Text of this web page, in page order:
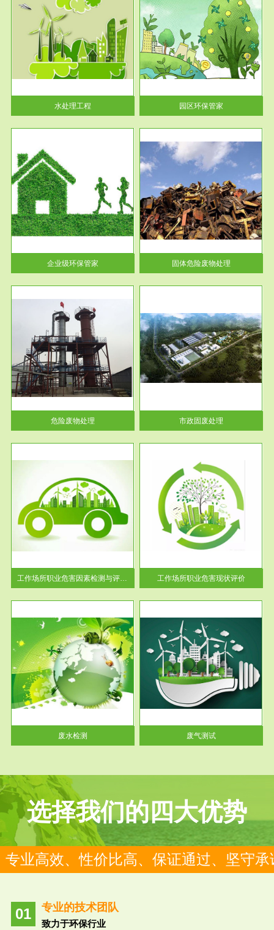
水处理工程
服务范围
园区环保管家
2016 年 4 月，环保部下发《关
于积极发挥环境保护作用促进供
给侧结...
园区环保管家
企业级环保管家
服务范围
固体危险废物处理
固体废物解释：固体废物是指人
们在生产建设、日常生活和其他
活动中...
固体危险废物处理
危险废物处理
服务范围
市政固废处理
蔚蓝生态环境科技所从事的市政
废物处理业务包括市政废物的处
理处...
市政固废处理
工作场所职业危害因素检测与评价...
服务范围
工作场所职业危害现状评价
【现状评价意义】：具体因素---
-通过质谱分析等多种手段明确
工作场...
工作场所职业危害现状评价
废水检测
服务范围
废气测试
检测范围工业废气检测包括有机
废气和无机废气。有机废气主要
包括...
废气测试
选择我们的四大优势
专业高效、性价比高、保证通过、坚守承
专业的技术团队
致力于环保行业